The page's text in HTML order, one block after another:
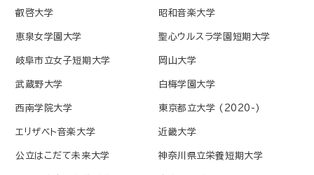
叡啓大学 昭和音楽大学
恵泉女学園大学 聖心ウルスラ学園短期大学
岐阜市立女子短期大学 岡山大学
武蔵野大学 白梅学園大学
西南学院大学 東京都立大学 (2020-)
エリザベト音楽大学 近畿大学
公立はこだて未来大学 神奈川県立栄養短期大学